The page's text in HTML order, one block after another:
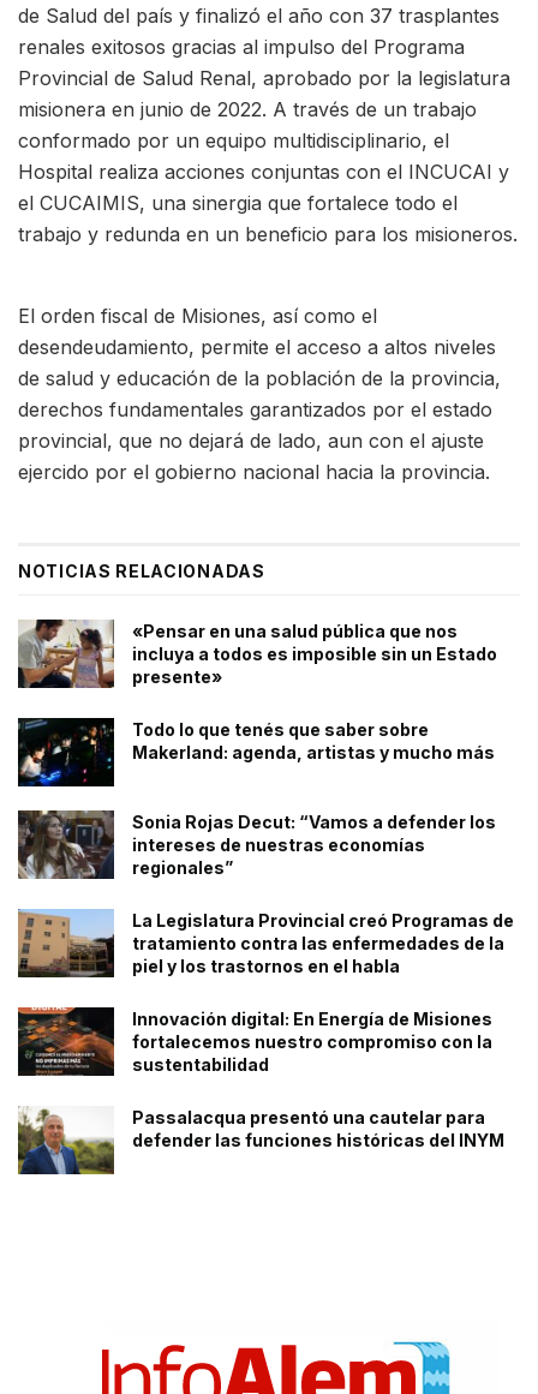
de Salud del país y finalizó el año con 37 trasplantes
renales exitosos gracias al impulso del Programa
Provincial de Salud Renal, aprobado por la legislatura
misionera en junio de 2022. A través de un trabajo
conformado por un equipo multidisciplinario, el
Hospital realiza acciones conjuntas con el INCUCAI y
el CUCAIMIS, una sinergia que fortalece todo el
trabajo y redunda en un beneficio para los misioneros.
El orden fiscal de Misiones, así como el
desendeudamiento, permite el acceso a altos niveles
de salud y educación de la población de la provincia,
derechos fundamentales garantizados por el estado
provincial, que no dejará de lado, aun con el ajuste
ejercido por el gobierno nacional hacia la provincia.
NOTICIAS RELACIONADAS
«Pensar en una salud pública que nos
incluya a todos es imposible sin un Estado
presente»
Todo lo que tenés que saber sobre
Makerland: agenda, artistas y mucho más
Sonia Rojas Decut: “Vamos a defender los
intereses de nuestras economías
regionales”
La Legislatura Provincial creó Programas de
tratamiento contra las enfermedades de la
piel y los trastornos en el habla
Innovación digital: En Energía de Misiones
fortalecemos nuestro compromiso con la
sustentabilidad
Passalacqua presentó una cautelar para
defender las funciones históricas del INYM